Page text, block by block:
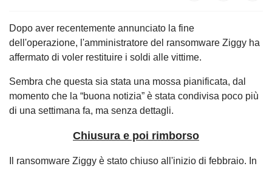
Dopo aver recentemente annunciato la fine
dell'operazione, l'amministratore del ransomware Ziggy ha
affermato di voler restituire i soldi alle vittime.
Sembra che questa sia stata una mossa pianificata, dal
momento che la “buona notizia” è stata condivisa poco più
di una settimana fa, ma senza dettagli.
Chiusura e poi rimborso
Il ransomware Ziggy è stato chiuso all'inizio di febbraio. In